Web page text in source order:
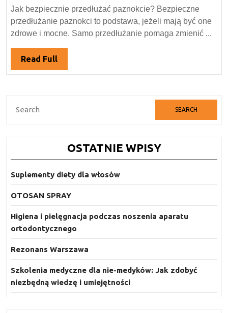
bezpiecznie
przedłużać
paznokcie?
Jak bezpiecznie przedłużać paznokcie? Bezpieczne
przedłużanie paznokci to podstawa, jeżeli mają być one
zdrowe i mocne. Samo przedłużanie pomaga zmienić ...
Read FullRead
Full
Search
OSTATNIE WPISY
Suplementy diety dla włosów
OTOSAN SPRAY
Higiena i pielęgnacja podczas noszenia aparatu
ortodontycznego
Rezonans Warszawa
Szkolenia medyczne dla nie-medyków: Jak zdobyć
niezbędną wiedzę i umiejętności